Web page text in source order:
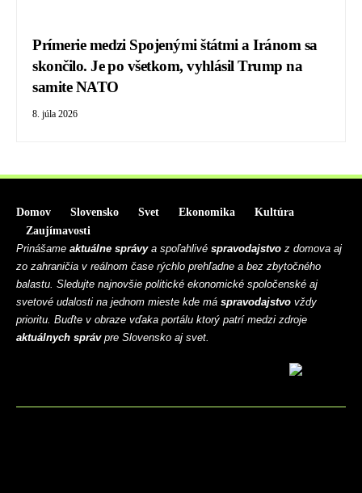
Prímerie medzi Spojenými štátmi a Iránom sa
skončilo. Je po všetkom, vyhlásil Trump na
samite NATO
8. júla 2026
Domov Slovensko Svet Ekonomika
Kultúra
Zaujímavosti
Prinášame aktuálne správya spoľahlivé spravodajstvo z domova aj
zo zahraničia v reálnom čase rýchlo prehľadne a bez zbytočného
balastu. Sledujte najnovšie politické ekonomické spoločenské aj
svetové udalosti na jednom mieste kde má spravodajstvo vždy
prioritu. Buďte v obraze vďaka portálu ktorý patrí medzi zdroje
aktuálnych správpre Slovensko aj svet.